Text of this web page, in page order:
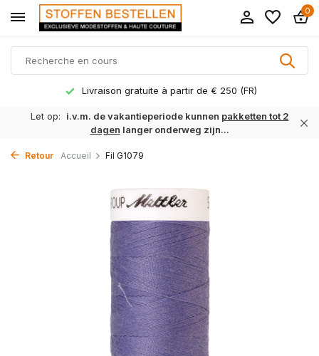
0
Livraison gratuite à partir de € 250 (FR)
Let op: i.v.m. de vakantieperiode kunnen pakketten tot 2
dagen langer onderweg zijn...
Retour Accueil Fil G1079